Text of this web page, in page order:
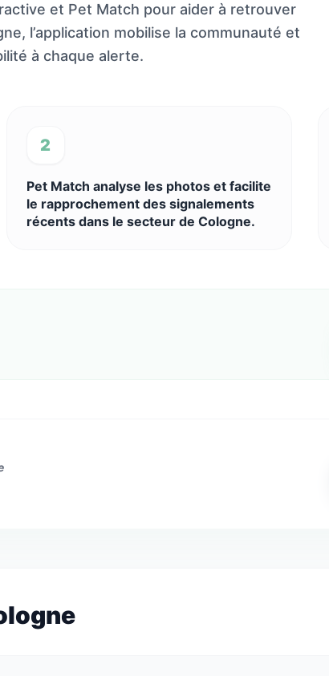
et Pet Match pour aider à retrouver
l’application mobilise la communauté et
à chaque alerte.
2
Pet Match analyse les photos et facilite
le rapprochement des signalements
récents dans le secteur de Cologne.